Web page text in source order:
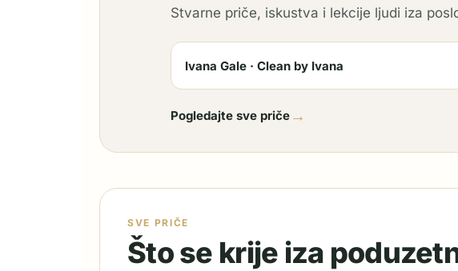
Stvarne priče, iskustva i lekcije ljudi iza
Ivana Gale · Clean by Ivana
Pogledajte sve priče →
SVE PRIČE
Što se krije iza